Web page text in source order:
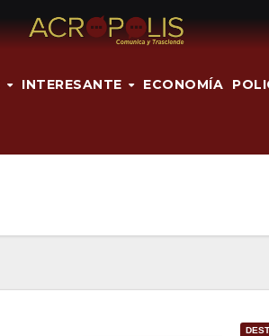
INTERESANTE ECONOMÍA